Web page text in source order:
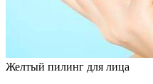
Желтый пилинг для лица